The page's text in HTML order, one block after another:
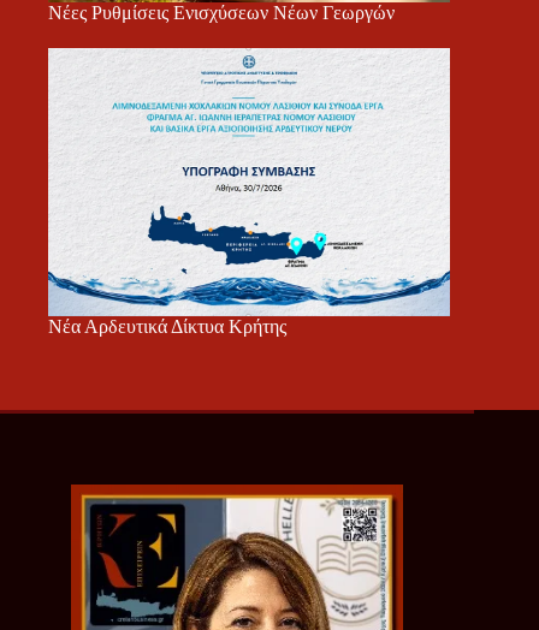
Νέες Ρυθμίσεις Ενισχύσεων Νέων Γεωργών
Νέα Αρδευτικά Δίκτυα Κρήτης